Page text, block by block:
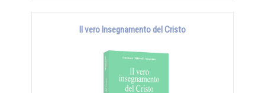
Il vero Insegnamento del Cristo